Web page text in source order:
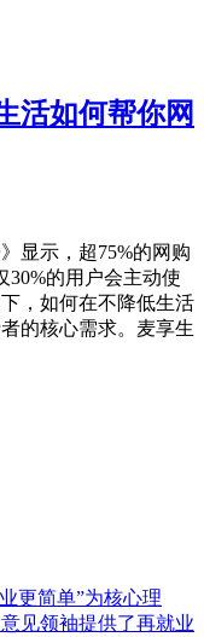
活如何帮你网
显示，超75%的网购
30%的用户会主动使
，如何在不降低生活
的核心需求。麦享生
更简单”为核心理
见领袖提供了再就业